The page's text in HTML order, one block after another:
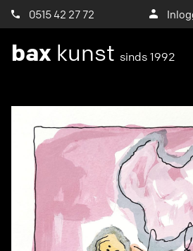
0515 42 27 72
bax kunst sinds 1992